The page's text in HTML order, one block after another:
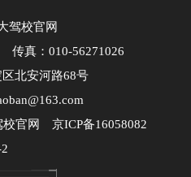
驾校官网
传真：010-56271026
北安河路68号
校官网 京ICP备16058082